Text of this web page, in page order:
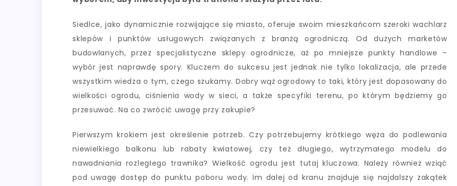
Siedlce, jako dynamicznie rozwijające się miasto, oferuje swoim mieszkańcom szeroki wachlarz
sklepów i punktów usługowych związanych z branżą ogrodniczą. Od dużych marketów
budowlanych, przez specjalistyczne sklepy ogrodnicze, aż po mniejsze punkty handlowe –
wybór jest naprawdę spory. Kluczem do sukcesu jest jednak nie tylko lokalizacja, ale przede
wszystkim wiedza o tym, czego szukamy. Dobry wąż ogrodowy to taki, który jest dopasowany do
wielkości ogrodu, ciśnienia wody w sieci, a także specyfiki terenu, po którym będziemy go
przesuwać. Na co zwrócić uwagę przy zakupie?
Pierwszym krokiem jest określenie potrzeb. Czy potrzebujemy krótkiego węża do podlewania
niewielkiego balkonu lub rabaty kwiatowej, czy też długiego, wytrzymałego modelu do
nawadniania rozległego trawnika? Wielkość ogrodu jest tutaj kluczowa. Należy również wziąć
pod uwagę dostęp do punktu poboru wody. Im dalej od kranu znajduje się najdalszy zakątek